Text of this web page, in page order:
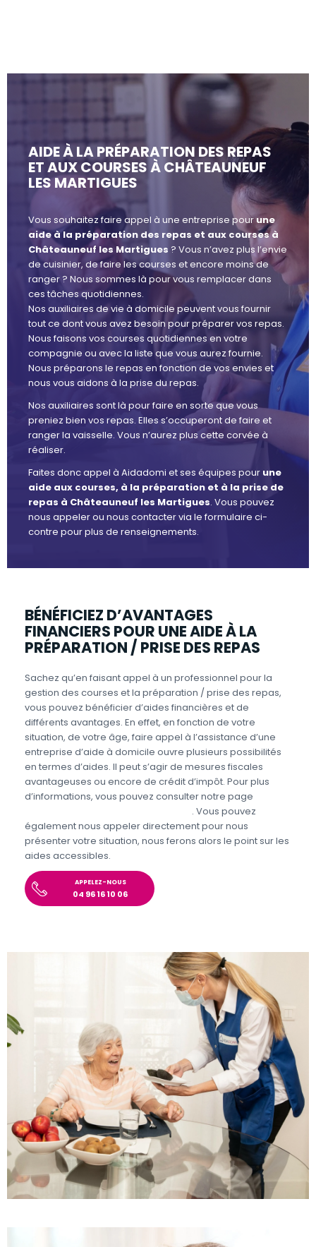
AIDE À LA PRÉPARATION DES REPAS
ET AUX COURSES À CHÂTEAUNEUF
LES MARTIGUES
Vous souhaitez faire appel à une entreprise pourune
aide à la préparation des repas et aux courses à
Châteauneuf les Martigues ? Vous n’avez plus l’envie
de cuisinier, de faire les courses et encore moins de
ranger ? Nous sommes là pour vous remplacer dans
ces tâches quotidiennes.
Nos auxiliaires de vie à domicile peuvent vous fournir
tout ce dont vous avez besoin pour préparer vos repas.
Nous faisons vos courses quotidiennes en votre
compagnie ou avec la liste que vous aurez fournie.
Nous préparons le repas en fonction de vos envies et
nous vous aidons à la prise du repas.
Nos auxiliaires sont là pour faire en sorte que vous
preniez bien vos repas. Elles s’occuperont de faire et
ranger la vaisselle. Vous n’aurez plus cette corvée à
réaliser.
Faites donc appel à Aidadomi et ses équipes pour une
aide aux courses, à la préparation et à la prise de
repas à Châteauneuf les Martigues. Vous pouvez
nous appeler ou nous contacter via le formulaire ci-
contre pour plus de renseignements.
BÉNÉFICIEZ D’AVANTAGES
FINANCIERS POUR UNE AIDE À LA
PRÉPARATION / PRISE DES REPAS
Sachez qu’en faisant appel à un professionnel pour la
gestion des courses et la préparation / prise des repas,
vous pouvez bénéficier d’aides financières et de
différents avantages. En effet, en fonction de votre
situation, de votre âge, faire appel à l’assistance d’une
entreprise d’aide à domicile ouvre plusieurs possibilités
en termes d’aides. Il peut s’agir de mesures fiscales
avantageuses ou encore de crédit d’impôt. Pour plus
d’informations, vous pouvez consulter notre page
. Vous pouvez
également nous appeler directement pour nous
présenter votre situation, nous ferons alors le point sur les
aides accessibles.
APPELEZ-NOUS
04 96 16 10 06